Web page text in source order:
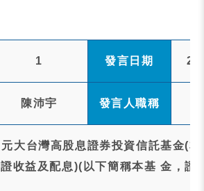
1 發言日期
陳沛宇 發言人職稱
元大台灣高股息證券投資信託基金(
證收益及配息)(以下簡稱本基 金，證